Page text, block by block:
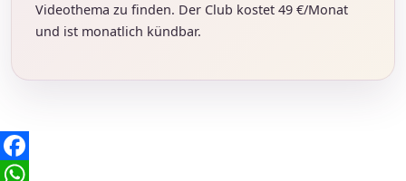
Videothema zu finden. Der Club kostet 49 €/Monat
und ist monatlich kündbar.
Facebook